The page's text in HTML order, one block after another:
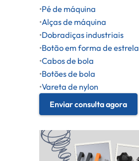
•Pé de máquina
•Alças de máquina
•Dobradiças industriais
•Botão em forma de estrela
•Cabos de bola
•Botões de bola
•Vareta de nylon
Enviar consulta agora